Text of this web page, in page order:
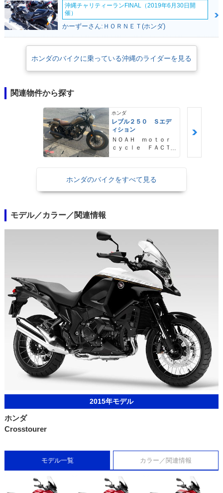
沖縄チャリティーランFINAL（2019年6月30日開
催）
かーずーさん:ＨＯＲＮＥＴ(ホンダ)
ホンダのバイクに乗っている沖縄のライダーを見る
関連物件から探す
ホンダ
レブル２５０ Ｓエデ
ィション
ＮＯＡＨ ｍｏｔｏｒ
ｃｙｃｌｅ ＦＡＣＴ
ホンダのバイクをすべて見る
モデル／カラー／関連情報
2015年モデル
ホンダ
Crosstourer
モデル一覧 カラー／関連情報